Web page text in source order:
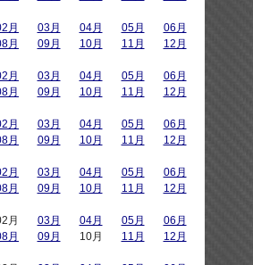
月 03月 04月 05月
06月
月 09月 10月 11月
12月
月 03月 04月 05月
06月
月 09月 10月 11月
12月
月 03月 04月 05月
06月
月 09月 10月 11月
12月
月 03月 04月 05月
06月
月 09月 10月 11月
12月
月 03月 04月 05月
06月
月 09月 10月 11月
12月